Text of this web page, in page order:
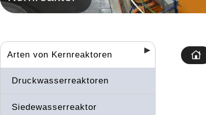
Arten von Kernreaktoren
Druckwasserreaktoren
Siedewasserreaktor